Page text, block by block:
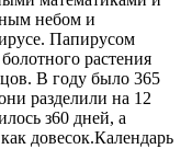
небом и
Папирусом
растения
В году было 365
разделили на 12
з60 дней, а
довесок.Календарь